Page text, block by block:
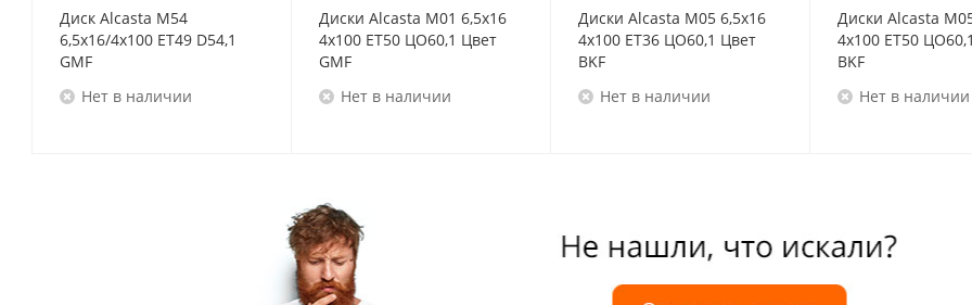
Диск Alcasta M54
6,5x16/4x100 ET49 D54,1
GMF
Нет в наличии
Диски Alcasta M01 6,5x16
4x100 ET50 ЦО60,1 Цвет
GMF
Нет в наличии
Диски Alcasta M05 6,5x16
4x100 ET36 ЦО60,1 Цвет
BKF
Нет в наличии
Диски Alcasta
4x100 ET50
BKF
Нет в наличии